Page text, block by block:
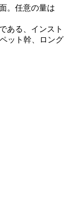
。任意の量は
ある、インスト
ット幹、ロング